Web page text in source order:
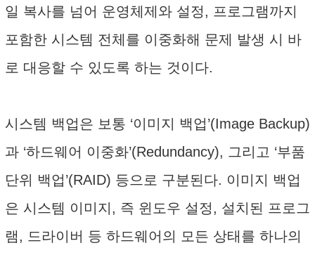
일 복사를 넘어 운영체제와 설정, 프로그램까지
포함한 시스템 전체를 이중화해 문제 발생 시 바
로 대응할 수 있도록 하는 것이다.
시스템 백업은 보통 ‘이미지 백업’(Image Backup)
과 ‘하드웨어 이중화’(Redundancy), 그리고 ‘부품
단위 백업’(RAID) 등으로 구분된다. 이미지 백업
은 시스템 이미지, 즉 윈도우 설정, 설치된 프로그
램, 드라이버 등 하드웨어의 모든 상태를 하나의